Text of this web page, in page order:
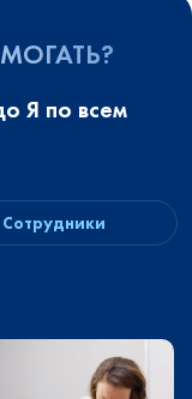
Я по всем
Сотрудники